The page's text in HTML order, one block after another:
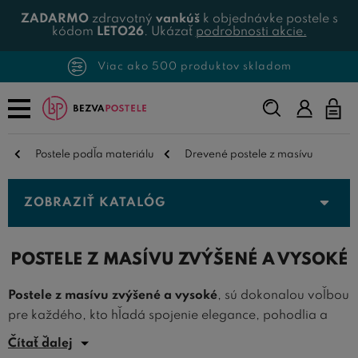
ZADARMOzdravotný vankúšk objednávke postele s
kódom LETO26. Ukázať podrobnosti akcie.
Viac ako 500 produktov skladom
Napíšte,
čo
Postele podľa materiálu Drevené postele z masívu
ZOBRAZIŤ KATALÓG
POSTELE Z MASÍVU ZVÝŠENÉ A VYSOKÉ
Postele z masívu zvýšené a vysoké, sú dokonalou voľbou
pre každého, kto hľadá spojenie elegance, pohodlia a
funkčnosti. Tieto postele sú ideálnym riešením pre tých,
Čítať ďalej